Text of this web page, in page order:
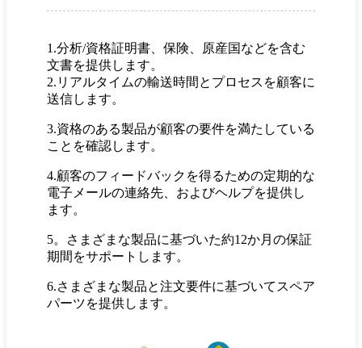
1.分析/資格証明書、保険、原産国などを含む
文書を提供します。
2.リアルタイムの輸送時間とプロセスを顧客に
送信します。
3.資格のある製品が顧客の要件を満たしている
ことを確認します。
4.顧客のフィードバックを得るための定期的な
電子メールの連絡先、およびヘルプを提供し
ます。
5。さまざまな製品に基づいた約12か月の保証
期間をサポートします。
6.さまざまな製品と注文要件に基づいてスペア
パーツを提供します。